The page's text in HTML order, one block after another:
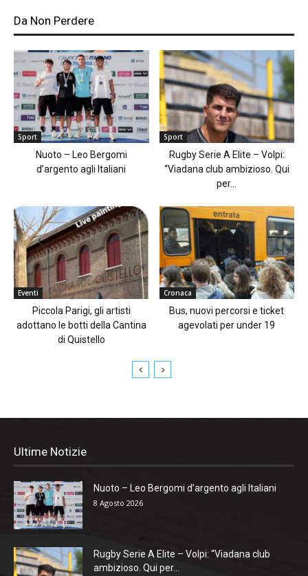
Da Non Perdere
Sport
Nuoto – Leo Bergomi
d’argento agli Italiani
Sport
Rugby Serie A Elite – Volpi:
“Viadana club ambizioso. Qui
per...
Eventi
Piccola Parigi, gli artisti
adottano le botti della Cantina
di Quistello
Cronaca
Bus, nuovi percorsi e ticket
agevolati per under 19
Ultime Notizie
Nuoto – Leo Bergomi d’argento agli Italiani
8 Agosto 2026
Rugby Serie A Elite – Volpi: “Viadana club
ambizioso. Qui per...